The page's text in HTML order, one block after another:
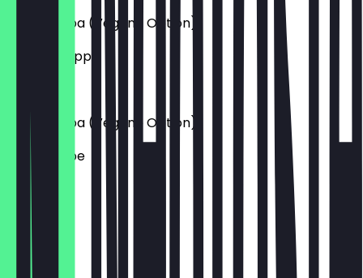
Sabji Shorba (Vegane Option)
Gemüsesuppe
Daal Shorba (Vegane Option)
Linsensuppe
5,90 €